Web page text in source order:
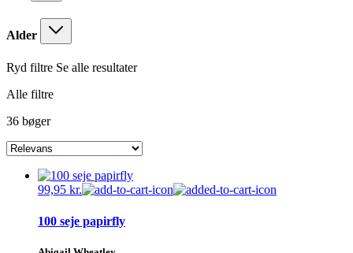
Alder
Ryd filtre Se alle resultater
Alle filtre
36 bøger
99,95 kr.
100 seje papirfly